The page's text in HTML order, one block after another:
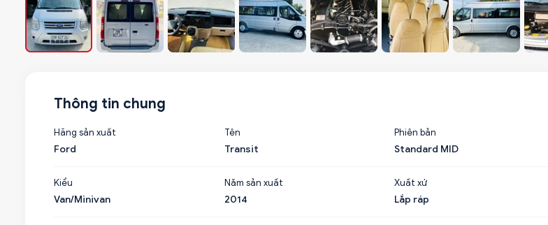
Thông tin chung
Hãng sản xuất
Ford
Tên
Transit
Phiên bản
Standard MID
Kiểu
Van/Minivan
Năm sản xuất
2014
Xuất xứ
Lắp ráp